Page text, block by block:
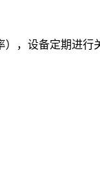
，设备定期进